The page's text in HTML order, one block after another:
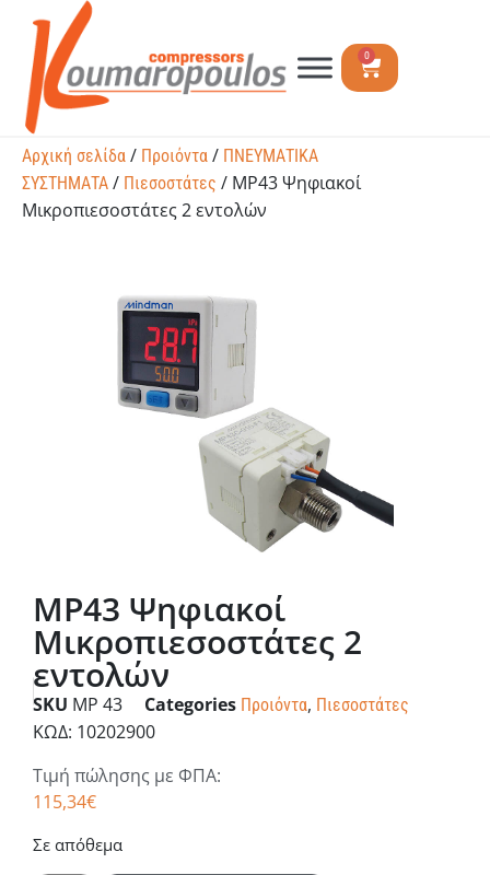
0
Αρχική σελίδα / Προιόντα / ΠΝΕΥΜΑΤΙΚΑ
ΣΥΣΤΗΜΑΤΑ / Πιεσοστάτες / MP43 Ψηφιακοί
Μικροπιεσοστάτες 2 εντολών
MP43 Ψηφιακοί
Μικροπιεσοστάτες 2
εντολών
SKU MP 43 Categories Προιόντα, Πιεσοστάτες
ΚΩΔ: 10202900
Τιμή πώλησης με ΦΠΑ:
115,34€
Σε απόθεμα